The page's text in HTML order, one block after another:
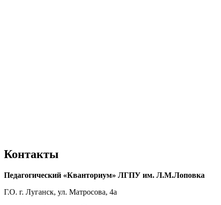
Контакты
Педагогический «Кванториум» ЛГПУ им. Л.М.Лоповка
Г.О. г. Луганск, ул. Матросова, 4а